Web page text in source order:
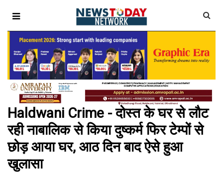
Haldwani Crime - दोस्त के घर से लौट
रही नाबालिक से किया दुष्कर्म फिर टेम्पों से
छोड़ आया घर, आठ दिन बाद ऐसे हुआ
खुलासा